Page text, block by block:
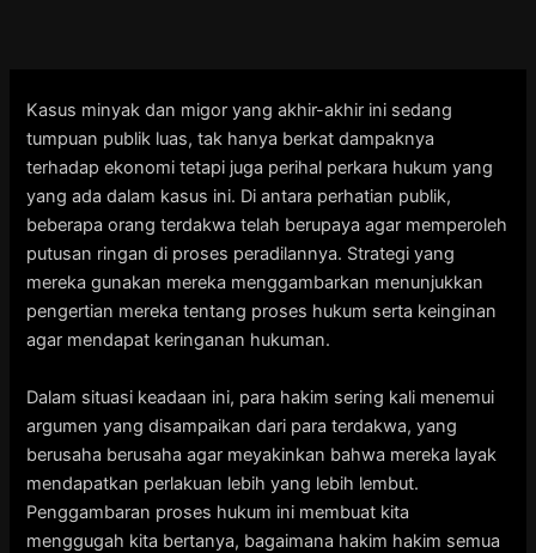
Kasus minyak dan migor yang akhir-akhir ini sedang
tumpuan publik luas, tak hanya berkat dampaknya
terhadap ekonomi tetapi juga perihal perkara hukum yang
yang ada dalam kasus ini. Di antara perhatian publik,
beberapa orang terdakwa telah berupaya agar memperoleh
putusan ringan di proses peradilannya. Strategi yang
mereka gunakan mereka menggambarkan menunjukkan
pengertian mereka tentang proses hukum serta keinginan
agar mendapat keringanan hukuman.
Dalam situasi keadaan ini, para hakim sering kali menemui
argumen yang disampaikan dari para terdakwa, yang
berusaha berusaha agar meyakinkan bahwa mereka layak
mendapatkan perlakuan lebih yang lebih lembut.
Penggambaran proses hukum ini membuat kita
menggugah kita bertanya, bagaimana hakim hakim semua